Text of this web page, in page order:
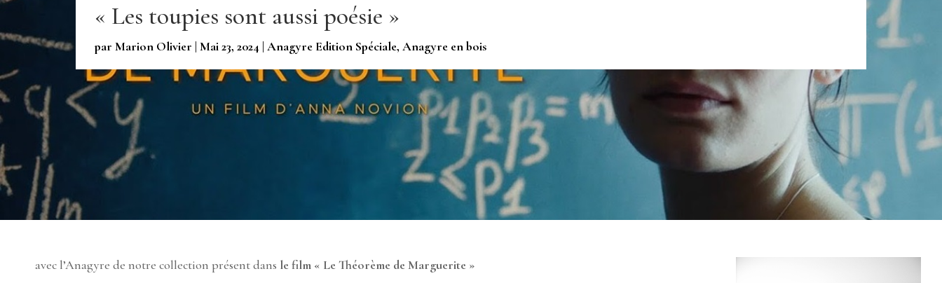
« Les toupies sont aussi poésie »
par Marion Olivier | Mai 23, 2024| Anagyre Edition Spéciale, Anagyre en bois
avec l’Anagyre de notre collection présent dans le film « Le Théorème de Marguerite »